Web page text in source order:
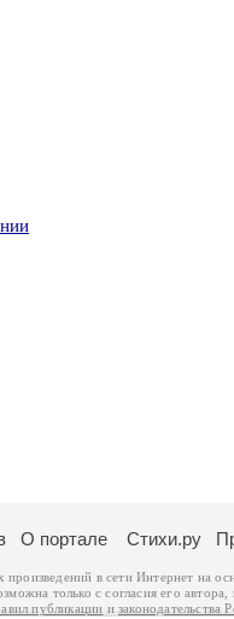
О портале Стихи.ру
произведений в сети Интернет на
только с согласия его
публикации изаконодательства